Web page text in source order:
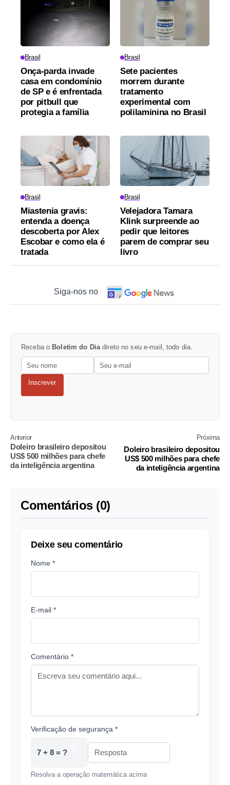
Brasil
Onça-parda invade
casa em condomínio
de SP e é enfrentada
por pitbull que
protegia a família
Brasil
Sete pacientes
morrem durante
tratamento
experimental com
polilaminina no Brasil
Brasil
Miastenia gravis:
entenda a doença
descoberta por Alex
Escobar e como ela é
tratada
Brasil
Velejadora Tamara
Klink surpreende ao
pedir que leitores
parem de comprar seu
livro
Siga-nos no
Receba o Boletim do Dia direto no seu e-mail, todo dia.
Inscrever
Anterior
Doleiro brasileiro depositou
US$ 500 milhões para chefe
da inteligência argentina
Próxima
Doleiro brasileiro depositou
US$ 500 milhões para chefe
da inteligência argentina
Comentários (0)
Deixe seu comentário
Nome *
E-mail *
Comentário *
Verificação de segurança *
7 + 8 = ?
Resolva a operação matemática acima